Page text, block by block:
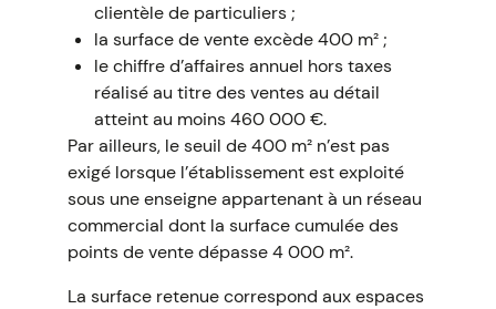
clientèle de particuliers ;
la surface de vente excède 400 m² ;
le chiffre d’affaires annuel hors taxes
réalisé au titre des ventes au détail
atteint au moins 460 000 €.
Par ailleurs, le seuil de 400 m² n’est pas
exigé lorsque l’établissement est exploité
sous une enseigne appartenant à un réseau
commercial dont la surface cumulée des
points de vente dépasse 4 000 m².
La surface retenue correspond aux espaces